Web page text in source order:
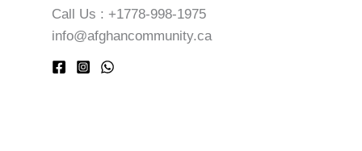
Call Us : +1778-998-1975
info@afghancommunity.ca